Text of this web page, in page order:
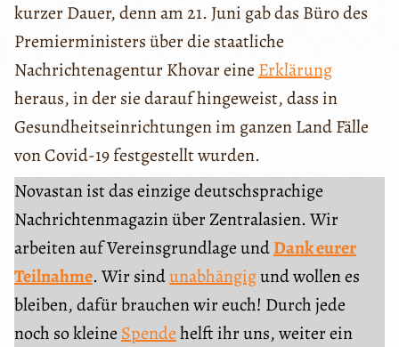
kurzer Dauer, denn am 21. Juni gab das Büro des
Premierministers über die staatliche
Nachrichtenagentur Khovar eine Erklärung
heraus, in der sie darauf hingeweist, dass in
Gesundheitseinrichtungen im ganzen Land Fälle
von Covid-19 festgestellt wurden.
Novastan ist das einzige deutschsprachige
Nachrichtenmagazin über Zentralasien. Wir
arbeiten auf Vereinsgrundlage undDank eurer
Teilnahme. Wir sindunabhängigund wollen es
bleiben, dafür brauchen wir euch! Durch jede
noch so kleine Spendehelft ihr uns, weiter ein